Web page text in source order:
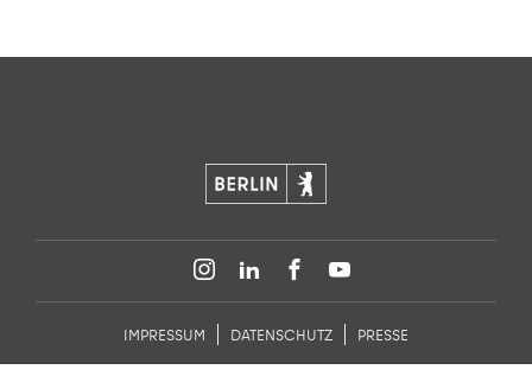
IMPRESSUM DATENSCHUTZ PRESSE